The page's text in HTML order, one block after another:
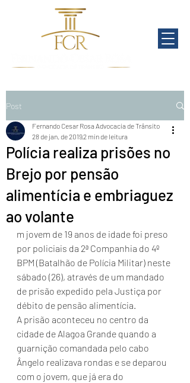
Post
Polícia realiza prisões no
Brejo por pensão
alimentícia e embriaguez
ao volante
Fernando Cesar Rosa Advocacia de Trânsito
28 de jan. de 20192 min de leitura
m jovem de 19 anos de idade foi preso
por policiais da 2ª Companhia do 4º
BPM (Batalhão de Polícia Militar) neste
sábado (26), através de um mandado
de prisão expedido pela Justiça por
débito de pensão alimentícia.
A prisão aconteceu no centro da
cidade de Alagoa Grande quando a
guarnição comandada pelo cabo
Ângelo realizava rondas e se deparou
com o jovem, que já era do